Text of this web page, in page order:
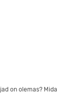
on olemas? Mida